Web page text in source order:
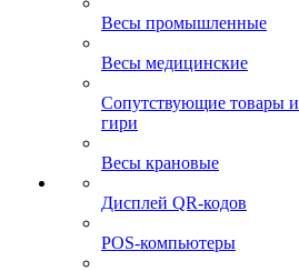
Весы промышленные
Весы медицинские
Сопутствующие товары и
гири
Весы крановые
Дисплей QR-кодов
POS-компьютеры